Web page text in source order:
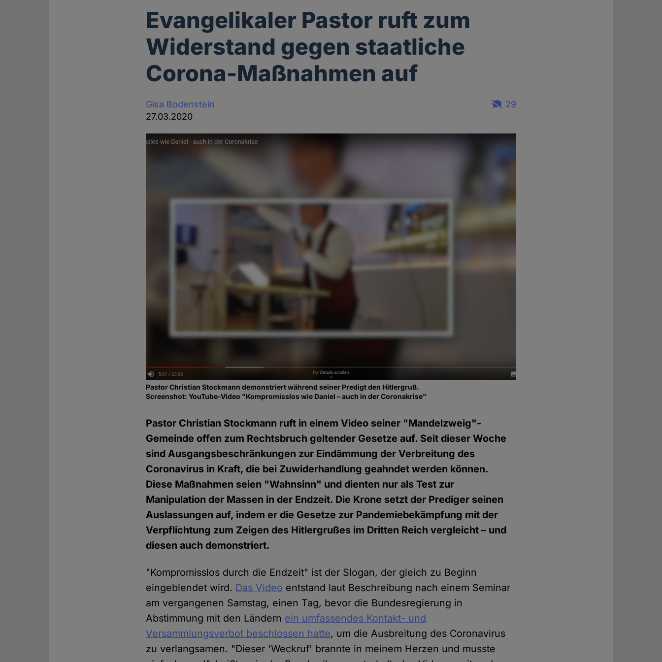
Evangelikaler Pastor ruft zum
Widerstand gegen staatliche
Corona-Maßnahmen auf
Gisa Bodenstein
27.03.2020
29
Pastor Christian Stockmann demonstriert während seiner Predigt den Hitlergruß.
Screenshot: YouTube-Video "Kompromisslos wie Daniel – auch in der Coronakrise"
Pastor Christian Stockmann ruft in einem Video seiner "Mandelzweig"-
Gemeinde offen zum Rechtsbruch geltender Gesetze auf. Seit dieser Woche
sind Ausgangsbeschränkungen zur Eindämmung der Verbreitung des
Coronavirus in Kraft, die bei Zuwiderhandlung geahndet werden können.
Diese Maßnahmen seien "Wahnsinn" und dienten nur als Test zur
Manipulation der Massen in der Endzeit. Die Krone setzt der Prediger seinen
Auslassungen auf, indem er die Gesetze zur Pandemiebekämpfung mit der
Verpflichtung zum Zeigen des Hitlergrußes im Dritten Reich vergleicht – und
diesen auch demonstriert.
"Kompromisslos durch die Endzeit" ist der Slogan, der gleich zu Beginn
eingeblendet wird. Das Video entstand laut Beschreibung nach einem Seminar
am vergangenen Samstag, einen Tag, bevor die Bundesregierung in
Abstimmung mit den Ländern ein umfassendes Kontakt- und
Versammlungsverbot beschlossen hatte, um die Ausbreitung des Coronavirus
zu verlangsamen. "Dieser 'Weckruf' brannte in meinem Herzen und musste